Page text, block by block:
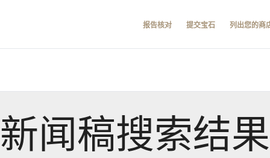
报告核对 提交宝石 列出您的商
新闻稿搜索结果